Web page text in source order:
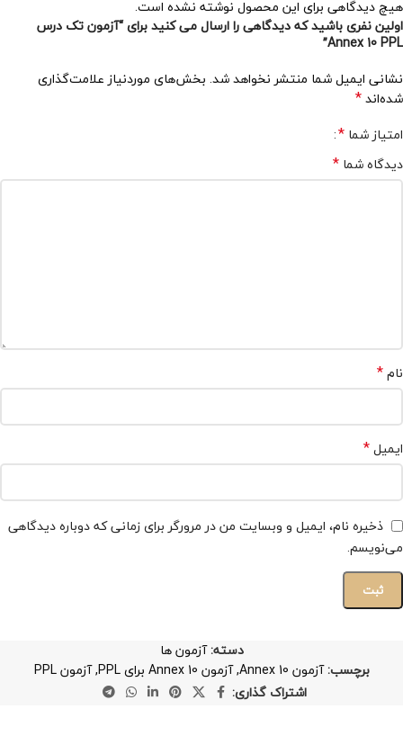
هیچ دیدگاهی برای این محصول نوشته نشده است.
اولین نفری باشید که دیدگاهی را ارسال می کنید برای “آزمون تک درس
Annex 10 PPL”
نشانی ایمیل شما منتشر نخواهد شد. بخش‌های موردنیاز علامت‌گذاری
شده‌اند*
امتیاز شما *
دیدگاه شما *
نام*
ایمیل*
ذخیره نام، ایمیل و وبسایت من در مرورگر برای زمانی که دوباره دیدگاهی
می‌نویسم.
دسته: آزمون ها
برچسب: آزمون Annex 10 ,آزمون Annex 10 برای PPL ,آزمون PPL
اشتراک گذاری: